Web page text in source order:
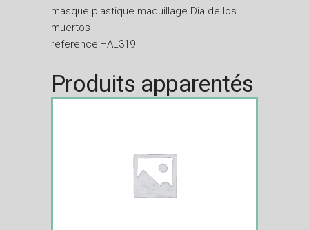
masque plastique maquillage Dia de los
muertos
reference:HAL319
Produits apparentés